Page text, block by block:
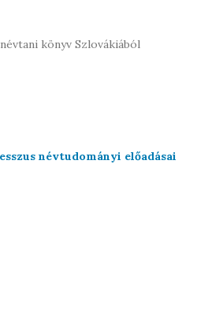
könyv Szlovákiából
névtudományi előadásai